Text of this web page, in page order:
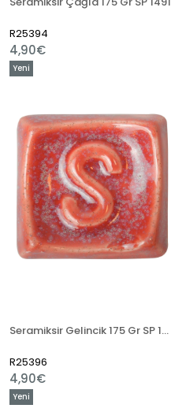
R25394
4,90€
Seramiksir Gelincik 175 Gr SP 1499
R25396
4,90€
Yeni
Yeni